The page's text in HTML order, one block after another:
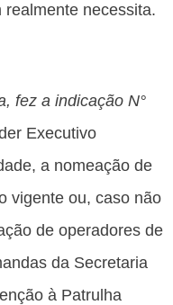
necessita.
fez a indicação N°
Executivo
a nomeação de
vigente ou, caso não
de operadores de
da Secretaria
à Patrulha